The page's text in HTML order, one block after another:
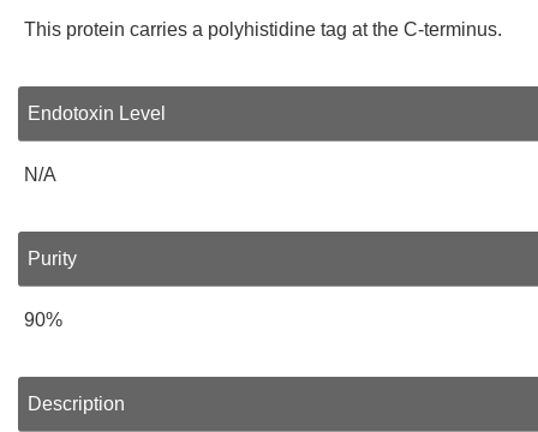
This protein carries a polyhistidine tag at the C-terminus.
Endotoxin Level
N/A
Purity
90%
Description